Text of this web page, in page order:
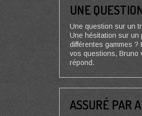
UNE
Une question sur un
Une hésitation sur un
différentes gammes ?
vos questions, Bruno
répond.
ASSURÉ PAR